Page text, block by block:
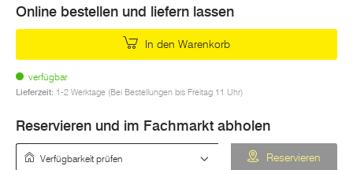
Online bestellen und liefern lassen
In den Warenkorb
verfügbar
Lieferzeit: 1-2 Werktage (Bei Bestellungen bis Freitag 11 Uhr)
Reservieren und im Fachmarkt abholen
Reservieren